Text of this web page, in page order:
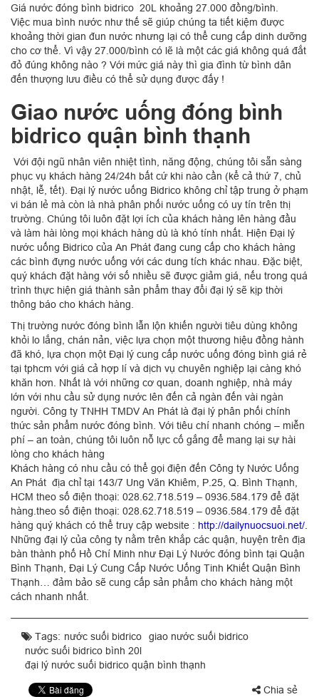
Giá nước đóng bình bidrico 20L khoảng 27.000 đồng/bình.
Việc mua bình nước như thế sẽ giúp chúng ta tiết kiệm được
khoảng thời gian đun nước nhưng lại có thể cung cấp dinh dưỡng
cho cơ thể. Vì vậy 27.000/bình có lẽ là một các giá không quá đắt
đỏ đúng không nào ? Với mức giá này thì gia đình từ bình dân
đến thượng lưu điều có thể sử dụng được đấy !
Giao nước uống đóng bình
bidrico quận bình thạnh
Với đội ngũ nhân viên nhiệt tình, năng động, chúng tôi sẵn sàng
phục vụ khách hàng 24/24h bất cứ khi nào cần (kể cả thứ 7, chủ
nhật, lễ, tết). Đại lý nước uống Bidrico không chỉ tập trung ở phạm
vi bán lẻ mà còn là nhà phân phối nước uống có uy tín trên thị
trường. Chúng tôi luôn đặt lợi ích của khách hàng lên hàng đầu
và làm hài lòng mọi khách hàng dù là khó tính nhất. Hiện Đại lý
nước uống Bidrico của An Phát đang cung cấp cho khách hàng
các bình đựng nước uống với các dung tích khác nhau. Đặc biệt,
quý khách đặt hàng với số nhiều sẽ được giảm giá, nếu trong quá
trình thực hiện giá thành sản phẩm thay đổi đại lý sẽ kịp thời
thông báo cho khách hàng.
Thị trường nước đóng bình lẫn lộn khiến người tiêu dùng không
khỏi lo lắng, chán nản, việc lựa chọn một thương hiệu đồng hành
đã khó, lựa chọn một Đại lý cung cấp nước uống đóng bình giá rẻ
tại tphcm với giá cả hợp lí và dịch vụ chuyên nghiệp lại càng khó
khăn hơn. Nhất là với những cơ quan, doanh nghiệp, nhà máy
lớn với nhu cầu sử dụng nước lên đến cả ngàn đến vài ngàn
người. Công ty TNHH TMDV An Phát là đại lý phân phối chính
thức sản phẩm nước đóng bình. Với tiêu chí nhanh chóng – miễn
phí – an toàn, chúng tôi luôn nỗ lực cố gắng để mang lại sự hài
lòng cho khách hàng
Khách hàng có nhu cầu có thể gọi điện đến Công ty Nước Uống
An Phát địa chỉ tại 143/7 Ung Văn Khiêm, P.25, Q. Bình Thạnh,
HCM theo số điện thoại: 028.62.718.519 – 0936.584.179 để đặt
hàng.theo số điện thoại: 028.62.718.519 – 0936.584.179 để đặt
hàng quý khách có thể truy cập website : http://dailynuocsuoi.net/.
Những đại lý của công ty nằm trên khắp các quận, huyện trên địa
bàn thành phố Hồ Chí Minh như Đại Lý Nước đóng bình tại Quận
Bình Thạnh, Đại Lý Cung Cấp Nước Uống Tinh Khiết Quận Bình
Thạnh… đảm bảo sẽ cung cấp sản phẩm cho khách hàng một
cách nhanh nhất.
Tags: nước suối bidrico
giao nước suối bidrico
nước suối bidrico bình 20l
đại lý nước suối bidrico quận bình thạnh
Chia sẻ